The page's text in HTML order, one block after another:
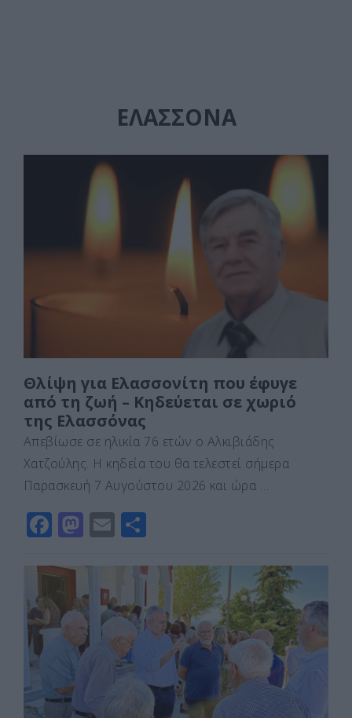
ΕΛΑΣΣΌΝΑ
Θλίψη για Ελασσονίτη που έφυγε
από τη ζωή – Κηδεύεται σε χωριό
της Ελασσόνας
Απεβίωσε σε ηλικία 76 ετών ο Αλκιβιάδης
Χατζούλης. Η κηδεία του θα τελεστεί σήμερα
Παρασκευή 7 Αυγούστου 2026 και ώρα …
F
c
e
b
o
k
M
st
o
d
o
E
ai
l
ρ
α
σ
τε
ίτ
ε